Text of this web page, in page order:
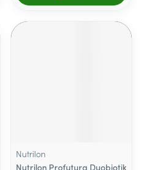
Nutrilon
Nutrilon Profutura Duobiotik